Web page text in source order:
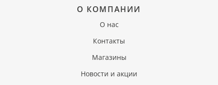
О КОМПАНИИ
О нас
Контакты
Магазины
Новости и акции